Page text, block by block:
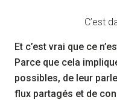
C’est
Et c’est vrai que ce
Parce que cela
possibles, de leur
flux partagés et de